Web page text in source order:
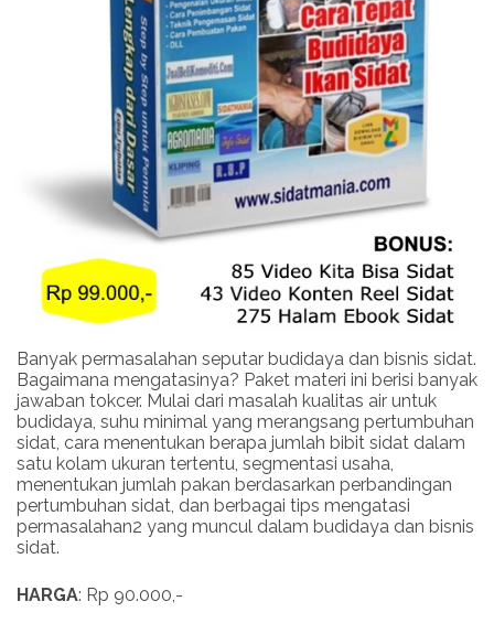
Banyak permasalahan seputar budidaya dan bisnis sidat.
Bagaimana mengatasinya? Paket materi ini berisi banyak
jawaban tokcer. Mulai dari masalah kualitas air untuk
budidaya, suhu minimal yang merangsang pertumbuhan
sidat, cara menentukan berapa jumlah bibit sidat dalam
satu kolam ukuran tertentu, segmentasi usaha,
menentukan jumlah pakan berdasarkan perbandingan
pertumbuhan sidat, dan berbagai tips mengatasi
permasalahan2 yang muncul dalam budidaya dan bisnis
sidat.
HARGA: Rp 90.000,-